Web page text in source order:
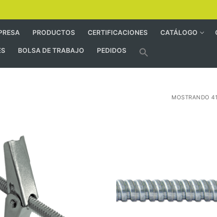
PRODUCTOS CERTIFICACIONES CATÁLOGO
BOLSA DE TRABAJO PEDIDOS
MOSTRANDO